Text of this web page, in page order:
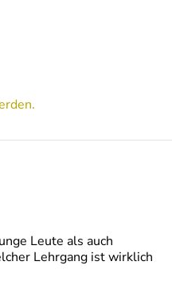
Leute als auch
Lehrgang ist wirklich